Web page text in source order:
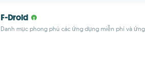
F-Droid
Danh mục phong phú các ứng dụng miễn phí và